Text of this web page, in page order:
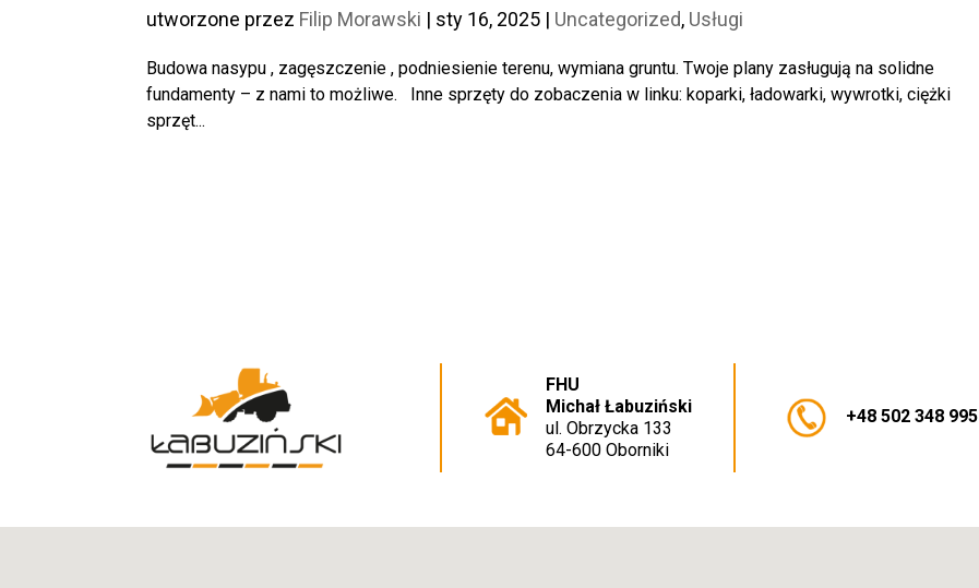
utworzone przez Filip Morawski | sty 16, 2025 | Uncategorized, Usługi
Budowa nasypu , zagęszczenie , podniesienie terenu, wymiana gruntu. Twoje plany zasługują na solidne
fundamenty – z nami to możliwe. Inne sprzęty do zobaczenia w linku: koparki, ładowarki, wywrotki, ciężki
sprzęt...
FHU
Michał Łabuziński
ul. Obrzycka 133
64-600 Oborniki
+48 502 348 995